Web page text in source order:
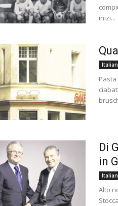
inizi...
Di
in
Alto